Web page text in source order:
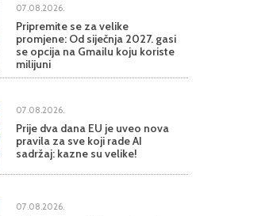
07.08.2026.
Pripremite se za velike
promjene: Od siječnja 2027. gasi
se opcija na Gmailu koju koriste
milijuni
07.08.2026.
Prije dva dana EU je uveo nova
pravila za sve koji rade AI
sadržaj: kazne su velike!
07.08.2026.